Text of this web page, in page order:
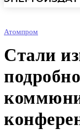
Атомпром
Стали